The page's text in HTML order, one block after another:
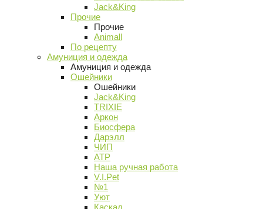
Jack&King
Прочие
Прочие
Animall
По рецепту
Амуниция и одежда
Амуниция и одежда
Ошейники
Ошейники
Jack&King
TRIXIE
Аркон
Биосфера
Дарэлл
ЧИП
АТР
Наша ручная работа
V.I.Pet
№1
Уют
Каскад